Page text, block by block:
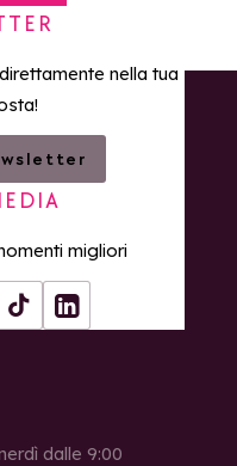
alla home page
nella tua
migliori
Tiktok LinkedIn
dalle 9:00